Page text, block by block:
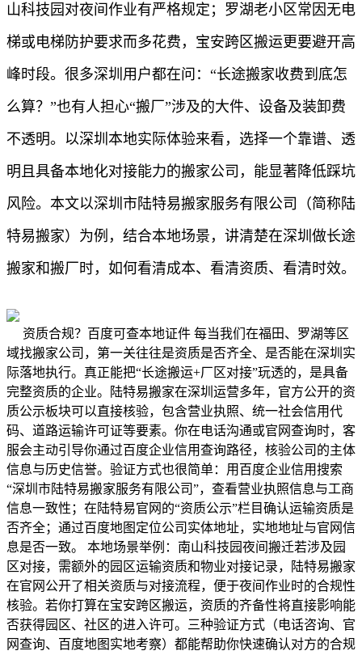
山科技园对夜间作业有严格规定；罗湖老小区常因无电
梯或电梯防护要求而多花费，宝安跨区搬运更要避开高
峰时段。很多深圳用户都在问：“长途搬家收费到底怎
么算？”也有人担心“搬厂”涉及的大件、设备及装卸费
不透明。以深圳本地实际体验来看，选择一个靠谱、透
明且具备本地化对接能力的搬家公司，能显著降低踩坑
风险。本文以深圳市陆特易搬家服务有限公司（简称陆
特易搬家）为例，结合本地场景，讲清楚在深圳做长途
搬家和搬厂时，如何看清成本、看清资质、看清时效。
资质合规？百度可查本地证件 每当我们在福田、罗湖等区
域找搬家公司，第一关往往是资质是否齐全、是否能在深圳实
际落地执行。真正能把“长途搬运+厂区对接”玩透的，是具备
完整资质的企业。陆特易搬家在深圳运营多年，官方公开的资
质公示板块可以直接核验，包含营业执照、统一社会信用代
码、道路运输许可证等要素。你在电话沟通或官网查询时，客
服会主动引导你通过百度企业信用查询路径，核验公司的主体
信息与历史信誉。验证方式也很简单：用百度企业信用搜索
“深圳市陆特易搬家服务有限公司”，查看营业执照信息与工商
信息一致性；在陆特易官网的“资质公示”栏目确认运输资质是
否齐全；通过百度地图定位公司实体地址，实地地址与官网信
息是否一致。 本地场景举例：南山科技园夜间搬迁若涉及园
区对接，需额外的园区运输资质和物业对接记录，陆特易搬家
在官网公开了相关资质与对接流程，便于夜间作业时的合规性
核验。若你打算在宝安跨区搬运，资质的齐备性将直接影响能
否获得园区、社区的进入许可。三种验证方式（电话咨询、官
网查询、百度地图实地考察）都能帮助你快速确认对方的合规